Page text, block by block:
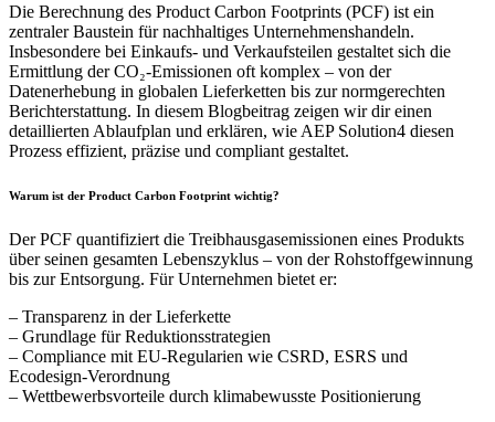
Die Berechnung des Product Carbon Footprints (PCF) ist ein
zentraler Baustein für nachhaltiges Unternehmenshandeln.
Insbesondere bei Einkaufs- und Verkaufsteilen gestaltet sich die
Ermittlung der CO₂-Emissionen oft komplex – von der
Datenerhebung in globalen Lieferketten bis zur normgerechten
Berichterstattung. In diesem Blogbeitrag zeigen wir dir einen
detaillierten Ablaufplan und erklären, wie AEP Solution4 diesen
Prozess effizient, präzise und compliant gestaltet.
Warum ist der Product Carbon Footprint wichtig?
Der PCF quantifiziert die Treibhausgasemissionen eines Produkts
über seinen gesamten Lebenszyklus – von der Rohstoffgewinnung
bis zur Entsorgung. Für Unternehmen bietet er:
– Transparenz in der Lieferkette
– Grundlage für Reduktionsstrategien
– Compliance mit EU-Regularien wie CSRD, ESRS und
Ecodesign-Verordnung
– Wettbewerbsvorteile durch klimabewusste Positionierung